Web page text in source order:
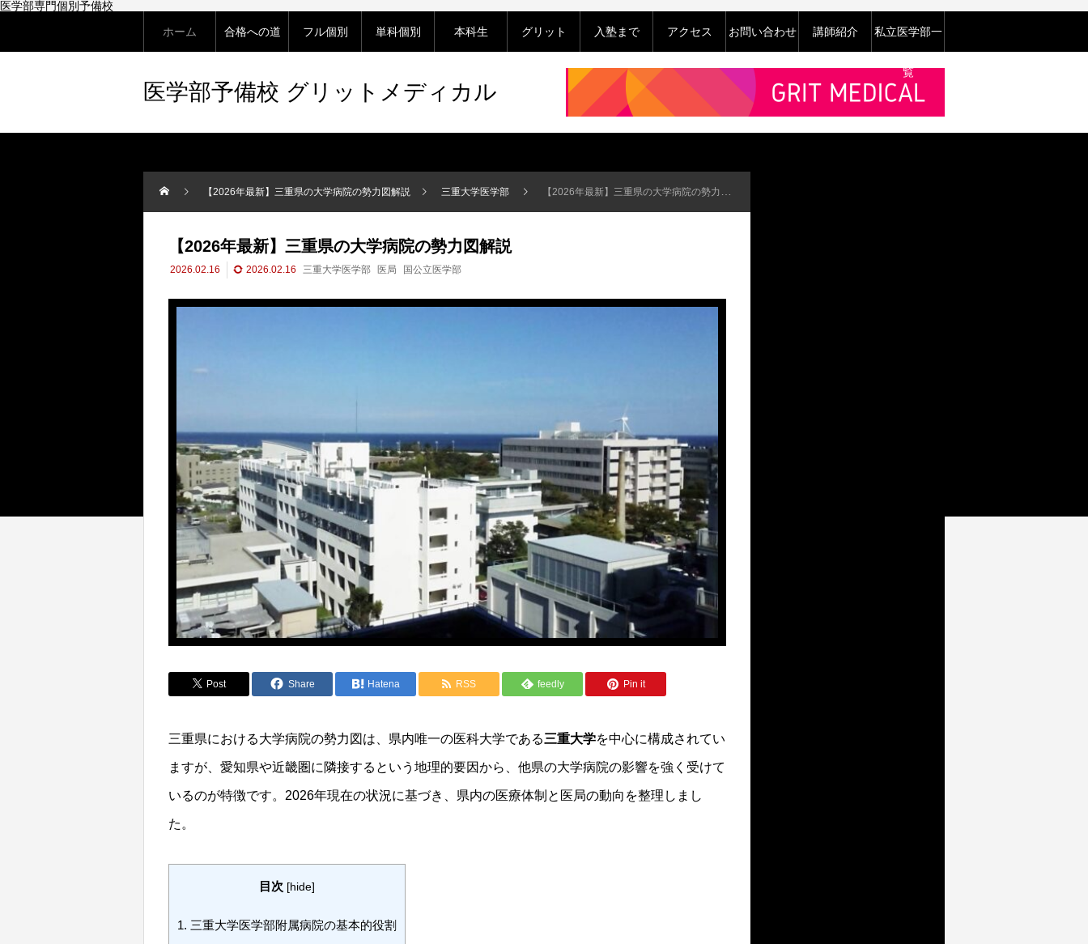
医学部専門個別予備校
ホーム
合格への道 フル個別 単科個別 本科生 グリット 入塾まで アクセス お問い合わせ 講師紹介 私立医学部一
覧
医学部予備校 グリットメディカル
【2026年最新】三重県の大学病院の勢力図解説 三重大学医学部 【2026年最新】三重県の大学病院の勢力図解説
【2026年最新】三重県の大学病院の勢力図解説
2026.02.16 2026.02.16 三重大学医学部 医局 国公立医学部
Post Share Hatena RSS feedly Pin it
三重県における大学病院の勢力図は、県内唯一の医科大学である三重大学を中心に構成されてい
ますが、愛知県や近畿圏に隣接するという地理的要因から、他県の大学病院の影響を強く受けて
いるのが特徴です。2026年現在の状況に基づき、県内の医療体制と医局の動向を整理しまし
た。
目次 [hide]
1. 三重大学医学部附属病院の基本的役割